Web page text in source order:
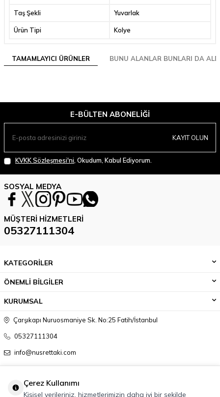
Taş Şekli Yuvarlak
Ürün Tipi Kolye
TAMAMLAYICI ÜRÜNLER BUNU ALANLAR BUNLARI DA
E-BÜLTEN ABONELIĞI
KAYIT OLUN
KVKK Sözleşmesi'ni , Okudum, Kabul Ediyorum.
SOSYAL MEDYA
MÜŞTERI HIZMETLERI
05327111304
KATEGORİLER
ÖNEMLİ BİLGİLER
KURUMSAL
Çarşıkapı Nuruosmaniye Sk. No:25 Fatih/İstanbul
05327111304
info@nusrettaki.com
Çerez Kullanımı
Kişisel verileriniz, hizmetlerimizin daha iyi bir şekilde